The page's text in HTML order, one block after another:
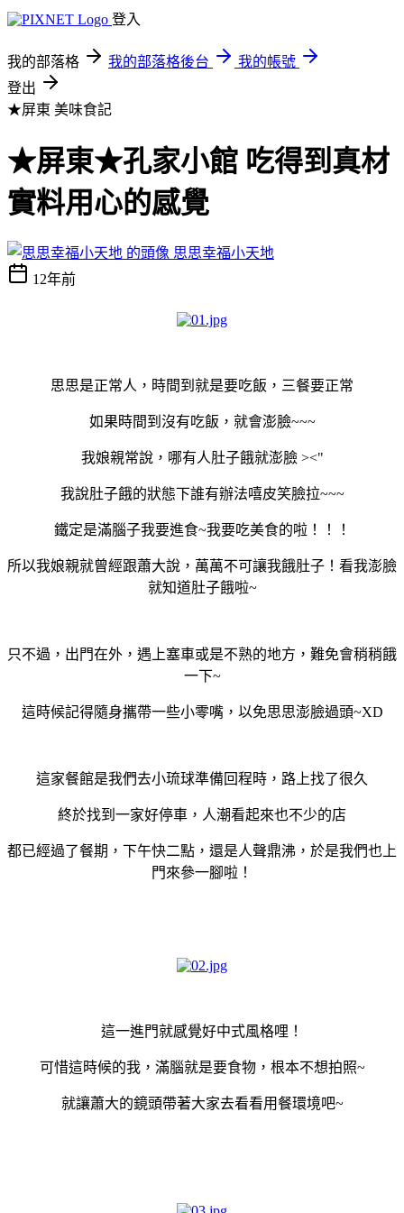
登入
我的部落格 我的部落格後台
我的帳號
登出
★屏東 美味食記
★屏東★孔家小館 吃得到真材
實料用心的感覺
思思幸福小天地
12年前
思思是正常人，時間到就是要吃飯，三餐要正常
如果時間到沒有吃飯，就會澎臉~~~
我娘親常說，哪有人肚子餓就澎臉 ><"
我說肚子餓的狀態下誰有辦法嘻皮笑臉拉~~~
鐵定是滿腦子我要進食~我要吃美食的啦！！！
所以我娘親就曾經跟蕭大說，萬萬不可讓我餓肚子！看我澎臉
就知道肚子餓啦~
只不過，出門在外，遇上塞車或是不熟的地方，難免會稍稍餓
一下~
這時候記得隨身攜帶一些小零嘴，以免思思澎臉過頭~XD
這家餐館是我們去小琉球準備回程時，路上找了很久
終於找到一家好停車，人潮看起來也不少的店
都已經過了餐期，下午快二點，還是人聲鼎沸，於是我們也上
門來參一腳啦！
這一進門就感覺好中式風格哩！
可惜這時候的我，滿腦就是要食物，根本不想拍照~
就讓蕭大的鏡頭帶著大家去看看用餐環境吧~